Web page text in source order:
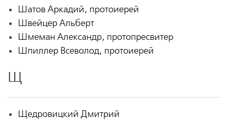
Шатов Аркадий, протоиерей
Швейцер Альберт
Шмеман Александр, протопресвитер
Шпиллер Всеволод, протоиерей
Щ
Щедровицкий Дмитрий